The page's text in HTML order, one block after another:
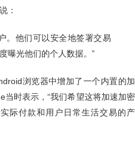
：
。他们可以安全地签署交易
曝光他们的个人数据。”
浏览器中增加了一个内置的加
时表示，“我们希望这将加速加密
际付款和用户日常生活交易的产